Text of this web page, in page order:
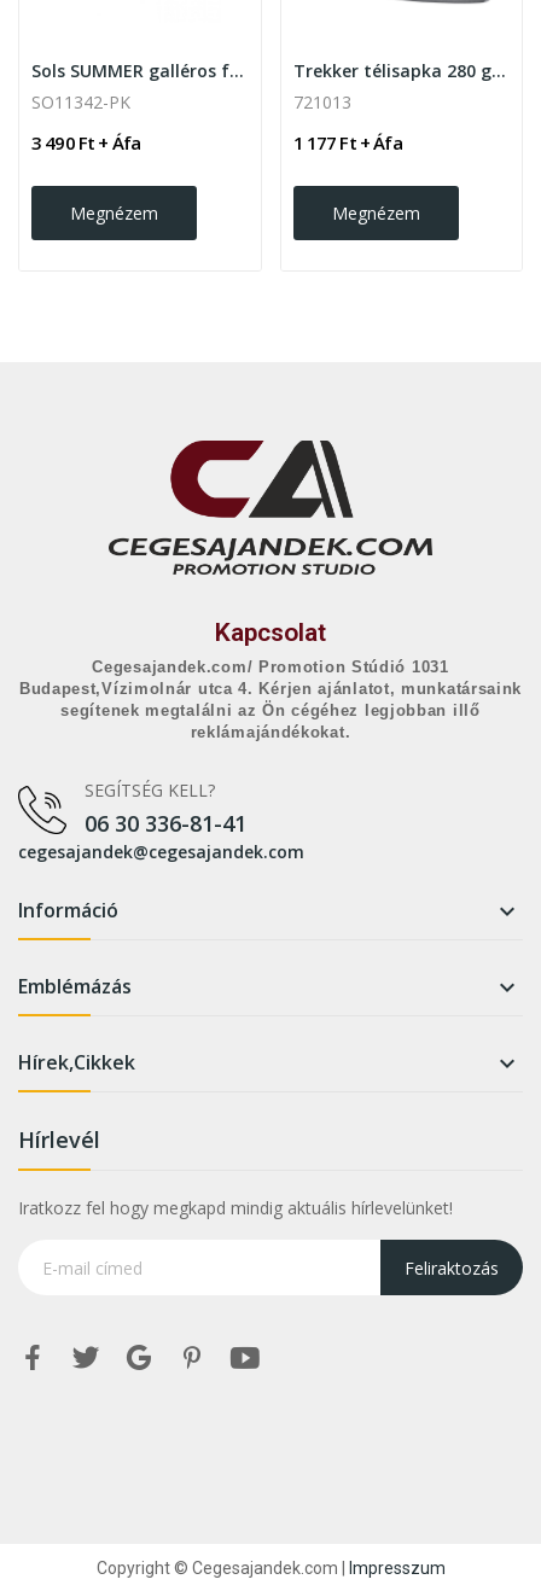
Sols SUMMER galléros férfi póló ,Pink
SO11342-PK
3 490 Ft + Áfa
Megnézem
Trekker télisapka 280 g/m2
721013
1 177 Ft + Áfa
Megnézem
Kapcsolat
Cegesajandek.com/ Promotion Stúdió 1031
Budapest,Vízimolnár utca 4. Kérjen ajánlatot, munkatársaink
segítenek megtalálni az Ön cégéhez legjobban illő
reklámajándékokat.
SEGÍTSÉG KELL?
06 30 336-81-41
cegesajandek@cegesajandek.com
Információ 
Emblémázás 
Hírek,Cikkek 
Hírlevél
Iratkozz fel hogy megkapd mindig aktuális hírlevelünket!
Feliraktozás
Copyright © Cegesajandek.com | Impresszum